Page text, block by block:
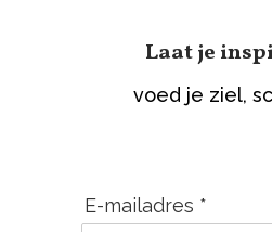
Laat je
voed je ziel,
E-mailadres *